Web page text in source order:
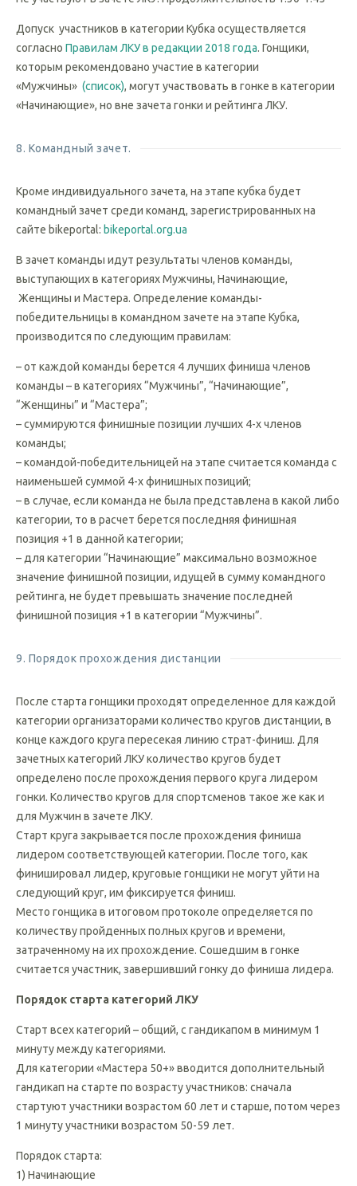
6. Спортсмены
Не участвуют в зачете ЛКУ. Продолжительность 1:30-1:45
Допуск участников в категории Кубка осуществляется
согласно Правилам ЛКУ в редакции 2018 года
которым рекомендовано участие в категории
«Мужчины»
(список)
, могут участвовать в гонке в категории
Кроме индивидуального зачета, на этапе кубка будет
командный зачет cреди команд, зарегистрированных на
сайте bikeportal:bikeportal.org.ua
В зачет команды идут результаты членов команды,
выступающих в категориях Мужчины, Начинающие,
Женщины и Мастера. Определение команды-
победительницы в командном зачете на этапе Кубка,
производится по следующим правилам:
– от каждой команды берется 4 лучших финиша членов
команды – в категориях “Мужчины”, “Начинающие”,
“Женщины” и “Мастера”;
– суммируются финишные позиции лучших 4-х членов
команды;
– командой-победительницей на этапе считается команда с
наименьшей суммой 4-х финишных позиций;
– в случае, если команда не была представлена в какой либо
категории, то в расчет берется последняя финишная
позиция +1 в данной категории;
– для категории “Начинающие” максимально возможное
значение финишной позиции, идущей в сумму командного
рейтинга, не будет превышать значение последней
После старта гонщики проходят определенное для каждой
категории организаторами количество кругов дистанции, в
конце каждого круга пересекая линию страт-финиш. Для
зачетных категорий ЛКУ количество кругов будет
определено после прохождения первого круга лидером
гонки. Количество кругов для спортсменов такое же как и
для Мужчин в зачете ЛКУ.
Старт круга закрывается после прохождения финиша
лидером соответствующей категории. После того, как
финишировал лидер, круговые гонщики не могут уйти на
следующий круг, им фиксируется финиш.
Место гонщика в итоговом протоколе определяется по
количеству пройденных полных кругов и времени,
затраченному на их прохождение. Сошедшим в гонке
считается участник, завершивший гонку до финиша лидера.
Порядок старта категорий ЛКУ
Старт всех категорий – общий, с гандикапом в минимум 1
минуту между категориями.
Для категории «Мастера 50+» вводится дополнительный
гандикап на старте по возрасту участников: сначала
стартуют участники возрастом 60 лет и старше, потом через
1 минуту участники возрастом 50-59 лет.